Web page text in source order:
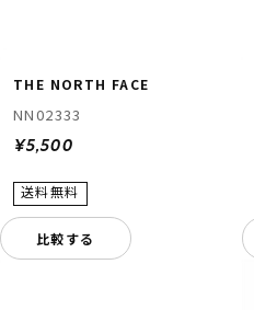
THE NORTH FACE
NN02333
¥5,500
比較する